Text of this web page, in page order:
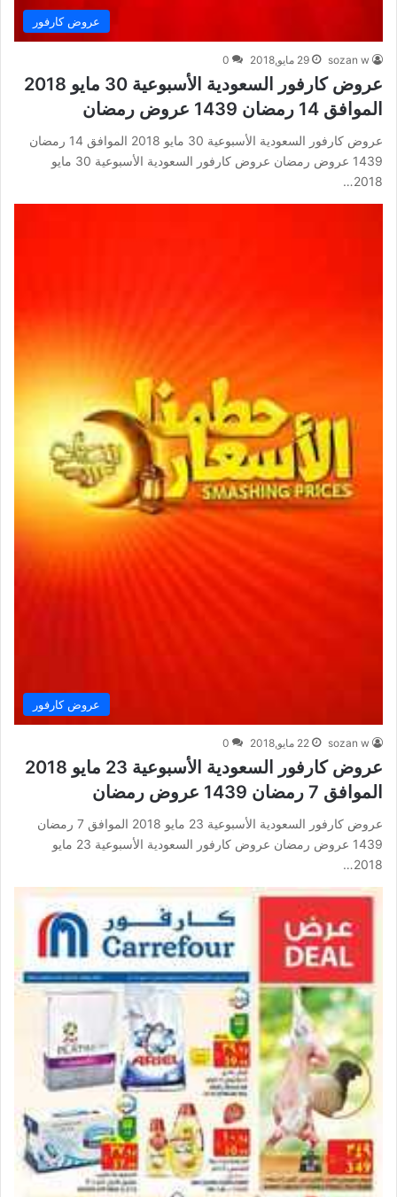
عروض كارفور
sozan w 29 مايو,2018 0
عروض كارفور السعودية الأسبوعية 30 مايو 2018
الموافق 14 رمضان 1439 عروض رمضان
عروض كارفور السعودية الأسبوعية 30 مايو 2018 الموافق 14 رمضان
1439 عروض رمضان عروض كارفور السعودية الأسبوعية 30 مايو
2018…
عروض كارفور
sozan w 22 مايو,2018 0
عروض كارفور السعودية الأسبوعية 23 مايو 2018
الموافق 7 رمضان 1439 عروض رمضان
عروض كارفور السعودية الأسبوعية 23 مايو 2018 الموافق 7 رمضان
1439 عروض رمضان عروض كارفور السعودية الأسبوعية 23 مايو
2018…